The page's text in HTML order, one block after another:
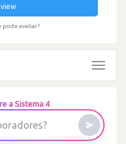
pode avaliar?
Toggle
a Sistema 4
orad ores?